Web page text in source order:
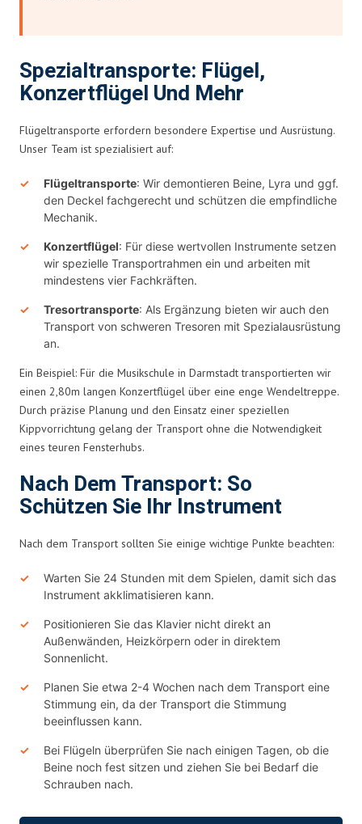
Spezialtransporte: Flügel,
Konzertflügel Und Mehr
Flügeltransporte erfordern besondere Expertise und Ausrüstung.
Unser Team ist spezialisiert auf:
Flügeltransporte: Wir demontieren Beine, Lyra und ggf.
den Deckel fachgerecht und schützen die empfindliche
Mechanik.
Konzertflügel: Für diese wertvollen Instrumente setzen
wir spezielle Transportrahmen ein und arbeiten mit
mindestens vier Fachkräften.
Tresortransporte: Als Ergänzung bieten wir auch den
Transport von schweren Tresoren mit Spezialausrüstung
an.
Ein Beispiel: Für die Musikschule in Darmstadt transportierten wir
einen 2,80m langen Konzertflügel über eine enge Wendeltreppe.
Durch präzise Planung und den Einsatz einer speziellen
Kippvorrichtung gelang der Transport ohne die Notwendigkeit
eines teuren Fensterhubs.
Nach Dem Transport: So
Schützen Sie Ihr Instrument
Nach dem Transport sollten Sie einige wichtige Punkte beachten:
Warten Sie 24 Stunden mit dem Spielen, damit sich das
Instrument akklimatisieren kann.
Positionieren Sie das Klavier nicht direkt an
Außenwänden, Heizkörpern oder in direktem
Sonnenlicht.
Planen Sie etwa 2-4 Wochen nach dem Transport eine
Stimmung ein, da der Transport die Stimmung
beeinflussen kann.
Bei Flügeln überprüfen Sie nach einigen Tagen, ob die
Beine noch fest sitzen und ziehen Sie bei Bedarf die
Schrauben nach.